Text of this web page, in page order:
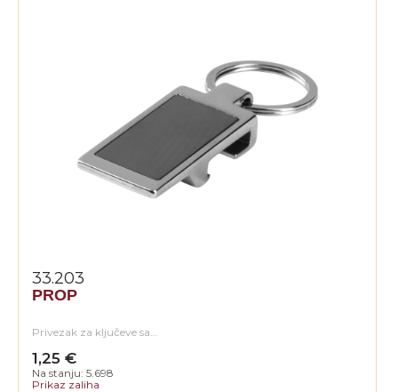
33.203
PROP
Privezak za ključeve sa…
1,25 €
Na stanju: 5.698
Prikaz zaliha